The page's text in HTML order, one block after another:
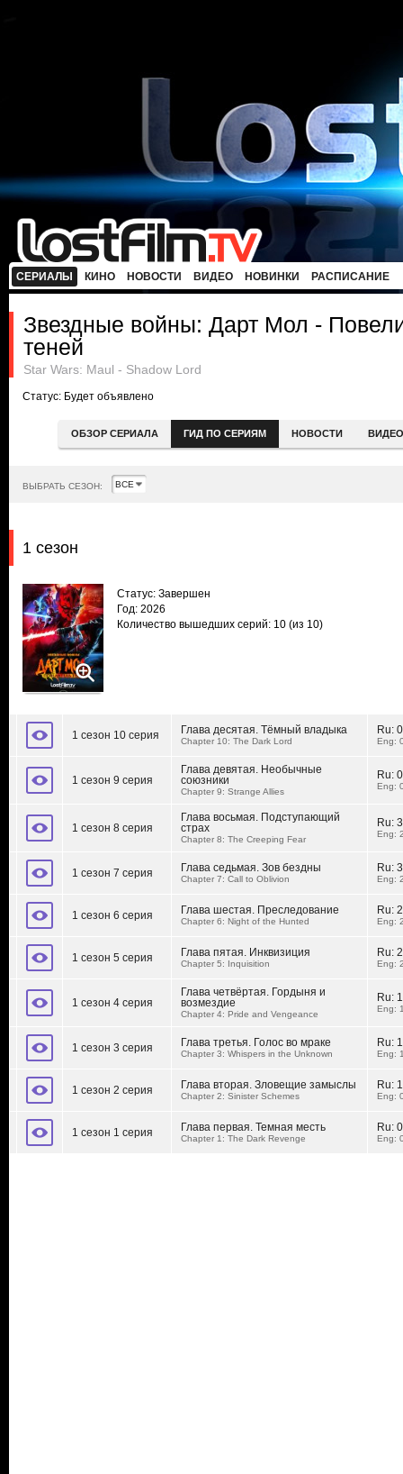
СЕРИАЛЫ КИНО НОВОСТИ ВИДЕО НОВИНКИ РАСПИСАНИЕ
Звездные войны: Дарт Мол -
теней
Star Wars: Maul - Shadow Lord
Статус: Будет объявлено
ОБЗОР СЕРИАЛА ГИД ПО СЕРИЯМ НОВОСТИ ВИДЕО
ВЫБРАТЬ СЕЗОН:
1 сезон
Статус: Завершен
Год: 2026
Количество вышедших серий: 10 (из 10)
1 сезон 10 серия Глава десятая. Тёмный владыка
Chapter 10: The Dark Lord
Ru:
Eng:
1 сезон 9 серия
Глава девятая. Необычные
союзники
Chapter 9: Strange Allies
Ru:
Eng:
1 сезон 8 серия
Глава восьмая. Подступающий
страх
Chapter 8: The Creeping Fear
Ru:
Eng:
1 сезон 7 серия Глава седьмая. Зов бездны
Chapter 7: Call to Oblivion
Ru:
Eng:
1 сезон 6 серия Глава шестая. Преследование
Chapter 6: Night of the Hunted
Ru:
Eng:
1 сезон 5 серия Глава пятая. Инквизиция
Chapter 5: Inquisition
Ru:
Eng:
1 сезон 4 серия
Глава четвёртая. Гордыня и
возмездие
Chapter 4: Pride and Vengeance
Ru:
Eng:
1 сезон 3 серия Глава третья. Голос во мраке
Chapter 3: Whispers in the Unknown
Ru:
Eng:
1 сезон 2 серия Глава вторая. Зловещие замыслы
Chapter 2: Sinister Schemes
Ru:
Eng:
1 сезон 1 серия Глава первая. Темная месть
Chapter 1: The Dark Revenge
Ru:
Eng: